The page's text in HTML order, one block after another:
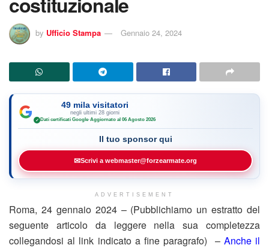
by Ufficio Stampa Gennaio 24, 2024
49 mila visitatori
negli ultimi 28 giorni
✓ Dati certificati Google·Aggiornato al 06 Agosto 2026
Il tuo sponsor qui
✉Scrivi a webmaster@forzearmate.org
ADVERTISEMENT
Roma, 24 gennaio 2024 – (Pubblichiamo un estratto del
seguente articolo da leggere nella sua completezza
collegandosi al link indicato a fine paragrafo) – Anche il